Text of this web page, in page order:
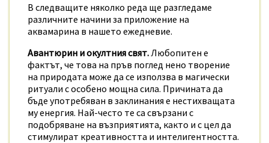
В следващите няколко реда ще разгледаме
различните начини за приложение на
аквамарина в нашето ежедневие.
Авантюрин и окултния свят. Любопитен е
фактът, че това на пръв поглед нено творение
на природата може да се използва в магически
ритуали с особено мощна сила. Причината да
бъде употребяван в заклинания е нестихващата
му енергия. Най-често те са свързани с
подобряване на възприятията, както и с цел да
стимулират креативността и интелигентността.